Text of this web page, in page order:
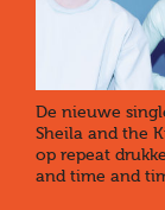
De nieuwe
Sheila and the
op repeat
and time and